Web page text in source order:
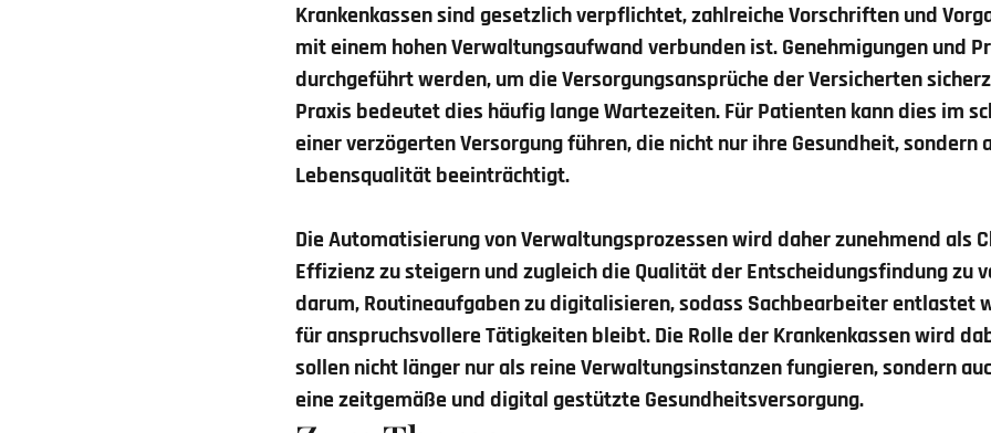
Krankenkassen sind gesetzlich verpflichtet, zahlreiche Vorschriften und
mit einem hohen Verwaltungsaufwand verbunden ist. Genehmigungen und
durchgeführt werden, um die Versorgungsansprüche der Versicherten
Praxis bedeutet dies häufig lange Wartezeiten. Für Patienten kann dies im
einer verzögerten Versorgung führen, die nicht nur ihre Gesundheit, sondern
Lebensqualität beeinträchtigt.
Die Automatisierung von Verwaltungsprozessen wird daher zunehmend als
Effizienz zu steigern und zugleich die Qualität der Entscheidungsfindung zu
darum, Routineaufgaben zu digitalisieren, sodass Sachbearbeiter entlastet
für anspruchsvollere Tätigkeiten bleibt. Die Rolle der Krankenkassen wird
sollen nicht länger nur als reine Verwaltungsinstanzen fungieren, sondern
eine zeitgemäße und digital gestützte Gesundheitsversorgung.